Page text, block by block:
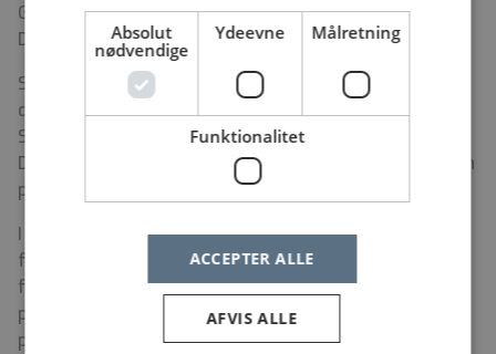
Grønlandske Patienthjem og sundhedsvæsenets
Driftsområde.
Søger du faglige udfordringer, er du nysgerrig og kan
du lide at arbejde bredt, så er et job i Det Grønlandske
Sundhedsvæsen noget for dig.
Du kan læse mere om Det Grønlandske Sundhedsvæsen
på
I Grønland er der rig mulighed for at leve et aktivt
fritidsliv. Om sommeren er vandring, hvalsafari, jagt,
fiskeri og sejlture oplagte aktiviteter. Vinteren byder
på nordlys og masser af skiløb og hvis du bor nord for
polarcirklen, kan du køre på hundeslæde. I de større
Absolut
nødvendige
Ydeevne Målretning
Funktionalitet
ACCEPTER ALLE
AFVIS ALLE